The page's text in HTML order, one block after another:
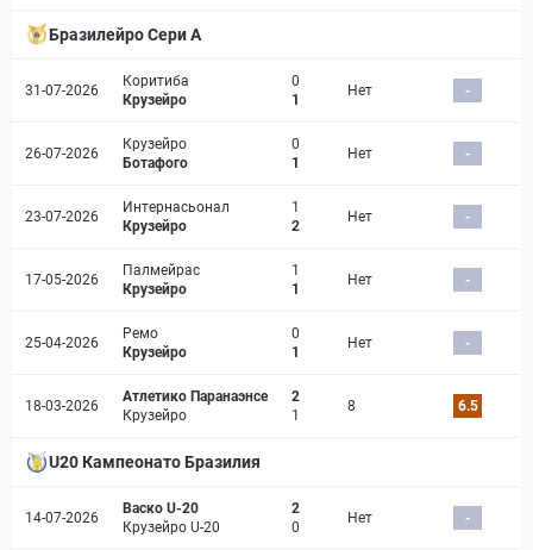
Бразилейро Сери A
31-07-2026
Коритиба
Крузейро
0
1
Нет -
26-07-2026
Крузейро
Ботафого
0
1
Нет -
23-07-2026
Интернасьонал
Крузейро
1
2
Нет -
17-05-2026
Палмейрас
Крузейро
1
1
Нет -
25-04-2026
Ремо
Крузейро
0
1
Нет -
18-03-2026
Атлетико Паранаэнсе
Крузейро
2
1
8 6.5
U20 Кампеонато Бразилия
14-07-2026
Васко U-20
Крузейро U-20
2
0
Нет -